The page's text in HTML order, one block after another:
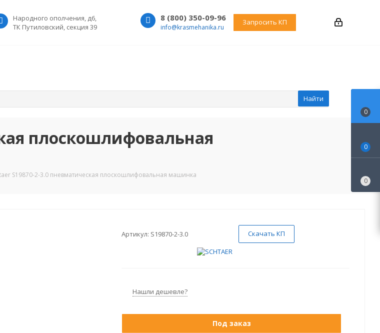
Народного ополчения, д6,
ТК Путиловский, секция 39
8 (800) 350-09-96
info@krasmehanika.ru
Запросить КП
Найти
плоскошлифовальная
S19870-2-3.0 пневматическая плоскошлифовальная машинка
Артикул: S19870-2-3.0 Скачать КП
Нашли дешевле?
Под заказ
0
0
0